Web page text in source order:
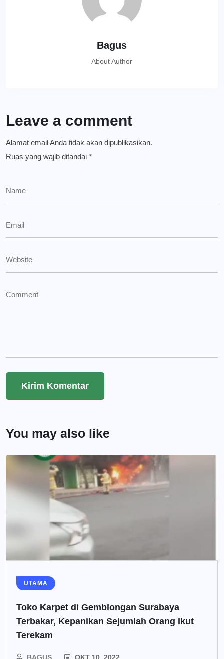
Bagus
About Author
Leave a comment
Alamat email Anda tidak akan dipublikasikan.
Ruas yang wajib ditandai *
You may also like
UTAMA
Toko Karpet di Gemblongan Surabaya
Terbakar, Kepanikan Sejumlah Orang Ikut
Terekam